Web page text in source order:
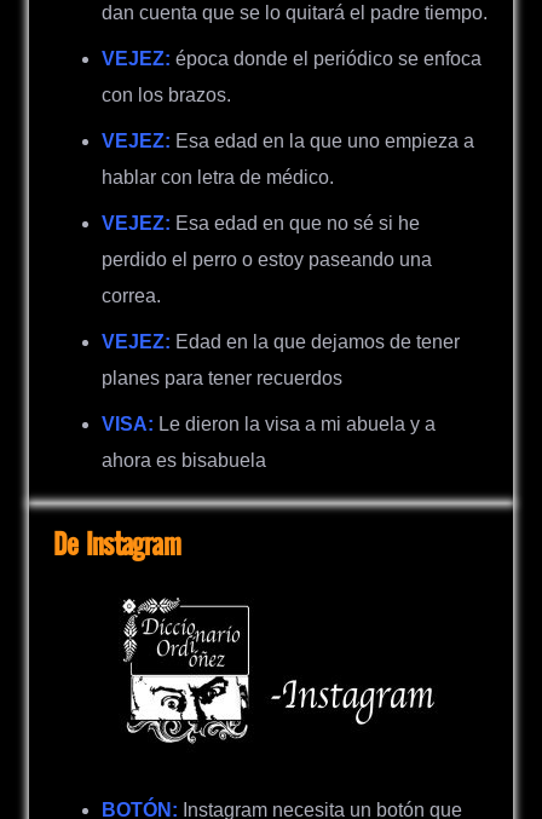
dan cuenta que se lo quitará el padre tiempo.
VEJEZ: época donde el periódico se enfoca
con los brazos.
VEJEZ: Esa edad en la que uno empieza a
hablar con letra de médico.
VEJEZ: Esa edad en que no sé si he
perdido el perro o estoy paseando una
correa.
VEJEZ: Edad en la que dejamos de tener
planes para tener recuerdos
VISA: Le dieron la visa a mi abuela y a
ahora es bisabuela
De Instagram
BOTÓN: Instagram necesita un botón que